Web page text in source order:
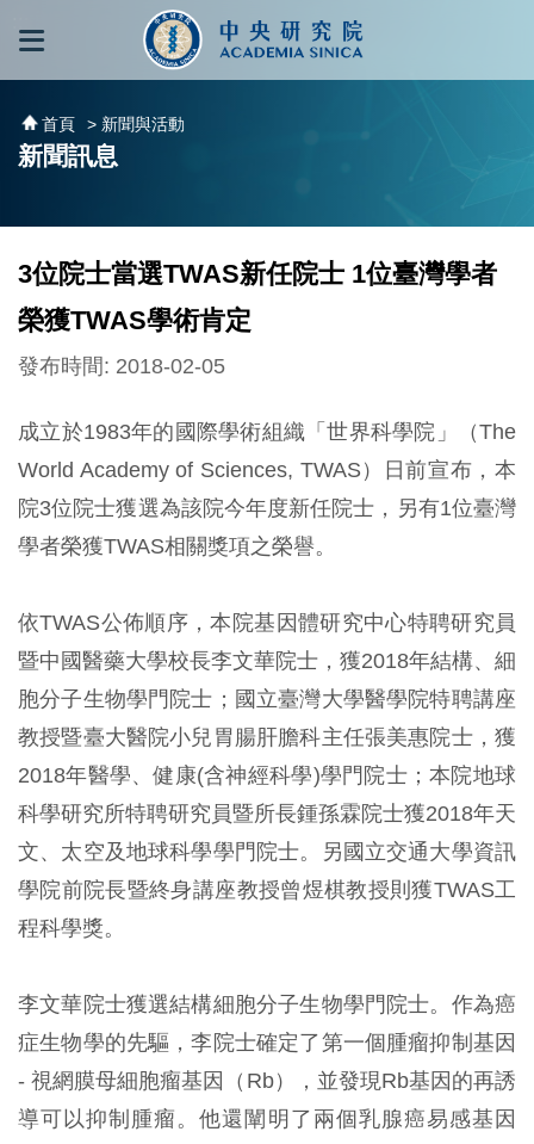
跳到主要內容區塊
首頁 > 新聞與活動
新聞訊息
3位院士當選TWAS新任院士 1位臺灣學者
榮獲TWAS學術肯定
發布時間: 2018-02-05
成立於1983年的國際學術組織「世界科學院」（The
World Academy of Sciences, TWAS）日前宣布，本
院3位院士獲選為該院今年度新任院士，另有1位臺灣
學者榮獲TWAS相關獎項之榮譽。
依TWAS公佈順序，本院基因體研究中心特聘研究員
暨中國醫藥大學校長李文華院士，獲2018年結構、細
胞分子生物學門院士；國立臺灣大學醫學院特聘講座
教授暨臺大醫院小兒胃腸肝膽科主任張美惠院士，獲
2018年醫學、健康(含神經科學)學門院士；本院地球
科學研究所特聘研究員暨所長鍾孫霖院士獲2018年天
文、太空及地球科學學門院士。另國立交通大學資訊
學院前院長暨終身講座教授曾煜棋教授則獲TWAS工
程科學獎。
李文華院士獲選結構細胞分子生物學門院士。作為癌
症生物學的先驅，李院士確定了第一個腫瘤抑制基因
- 視網膜母細胞瘤基因（Rb），並發現Rb基因的再誘
導可以抑制腫瘤。他還闡明了兩個乳腺癌易感基因